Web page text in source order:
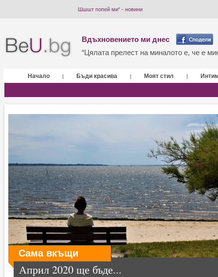
Шшшт попей ми“ - новини
Вдъхновението ми днес
“Цялата прелест на миналото е, че е
Начало | Бъди красива | Моят стил |
Сама вкъщи
Април 2020 ще бъде...